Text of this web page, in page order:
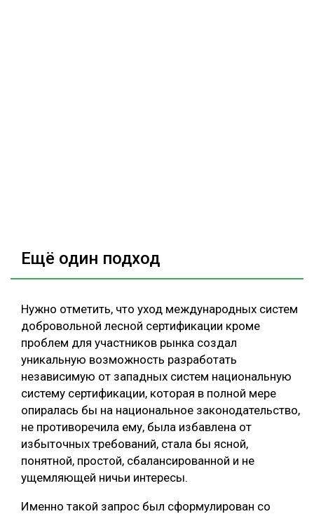
Ещё один подход
Нужно отметить, что уход международных систем
добровольной лесной сертификации кроме
проблем для участников рынка создал
уникальную возможность разработать
независимую от западных систем национальную
систему сертификации, которая в полной мере
опиралась бы на национальное законодательство,
не противоречила ему, была избавлена от
избыточных требований, стала бы ясной,
понятной, простой, сбалансированной и не
ущемляющей ничьи интересы.
Именно такой запрос был сформулирован со